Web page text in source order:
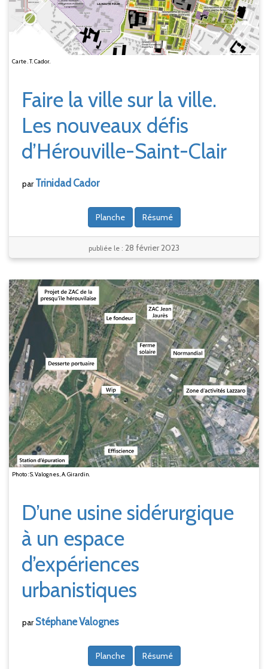
Carte . T. Cador.
Faire la ville sur la ville.
Les nouveaux défis
d’Hérouville-Saint-Clair
parTrinidad Cador
Planche Résumé
publiée le : 28 février 2023
Photo : S. Valognes, A. Girardin.
D’une usine sidérurgique
à un espace
d’expériences
urbanistiques
parStéphaneValognes
Planche Résumé